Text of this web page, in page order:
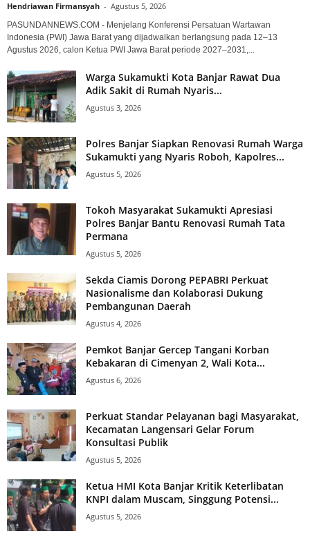
Hendriawan Firmansyah - Agustus 5, 2026
PASUNDANNEWS.COM - Menjelang Konferensi Persatuan Wartawan
Indonesia (PWI) Jawa Barat yang dijadwalkan berlangsung pada 12–13
Agustus 2026, calon Ketua PWI Jawa Barat periode 2027–2031,...
Warga Sukamukti Kota Banjar Rawat Dua
Adik Sakit di Rumah Nyaris...
Agustus 3, 2026
Polres Banjar Siapkan Renovasi Rumah Warga
Sukamukti yang Nyaris Roboh, Kapolres...
Agustus 5, 2026
Tokoh Masyarakat Sukamukti Apresiasi
Polres Banjar Bantu Renovasi Rumah Tata
Permana
Agustus 5, 2026
Sekda Ciamis Dorong PEPABRI Perkuat
Nasionalisme dan Kolaborasi Dukung
Pembangunan Daerah
Agustus 4, 2026
Pemkot Banjar Gercep Tangani Korban
Kebakaran di Cimenyan 2, Wali Kota...
Agustus 6, 2026
Perkuat Standar Pelayanan bagi Masyarakat,
Kecamatan Langensari Gelar Forum
Konsultasi Publik
Agustus 5, 2026
Ketua HMI Kota Banjar Kritik Keterlibatan
KNPI dalam Muscam, Singgung Potensi...
Agustus 5, 2026